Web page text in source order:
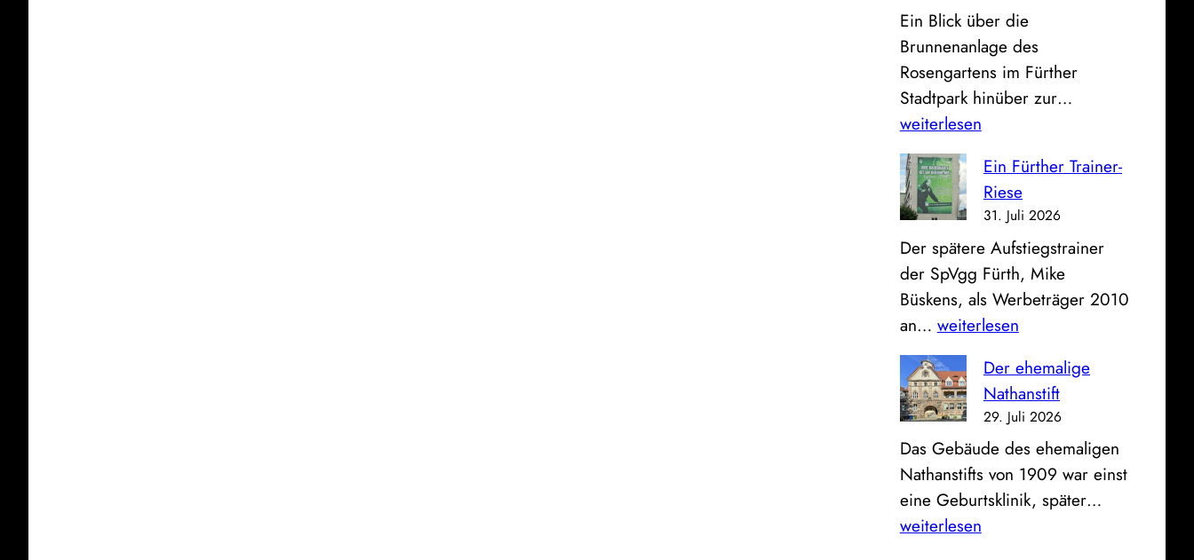
l
e
e
a
l
t
n
F
e
u
e
r
w
a
r
k
a
e
u
d
K
l
i
n
k
m
Ein Blick über die
Brunnenanlage des
Rosengartens im Fürther
Stadtpark hinüber zur…
B
d
u
o
t
a
g
weiterlesen
Ein Fürther Trainer-
Riese
31. Juli 2026
Der spätere Aufstiegstrainer
der SpVgg Fürth, Mike
Büskens, als Werbeträger 2010
an… E
i
n
F
ü
r
t
h
e
weiterlesen
Der ehemalige
Nathanstift
29. Juli 2026
Das Gebäude des ehemaligen
Nathanstifts von 1909 war einst
eine Geburtsklinik, später…
weiterlesen